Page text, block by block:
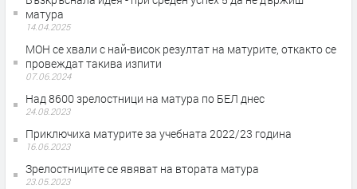
матура
14.04.2025
МОН се хвали с най-висок резултат на матурите, откакто се
провеждат такива изпити
07.06.2024
Над 8600 зрелостници на матура по БЕЛ днес
24.08.2023
Приключиха матурите за учебната 2022/23 година
16.06.2023
Зрелостниците се явяват на втората матура
23.05.2023